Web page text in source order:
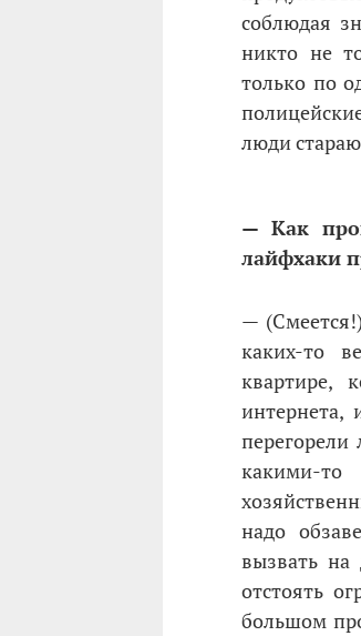
соблюдая
никто не
только по
люди
— Как
лайфхаки
—
каких-то
квартире,
какими-
надо
вызвать
отстоять
большом